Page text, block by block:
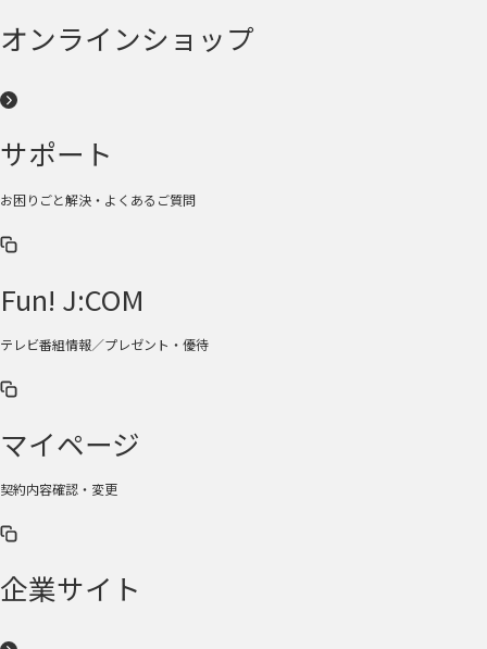
オンラインショップ
サポート
お困りごと解決・よくあるご質問
Fun! J:COM
テレビ番組情報／プレゼント・優待
マイページ
契約内容確認・変更
企業サイト